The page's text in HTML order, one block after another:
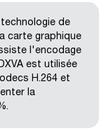
de
carte graphique
l'encodage
est utilisée
H.264 et
la